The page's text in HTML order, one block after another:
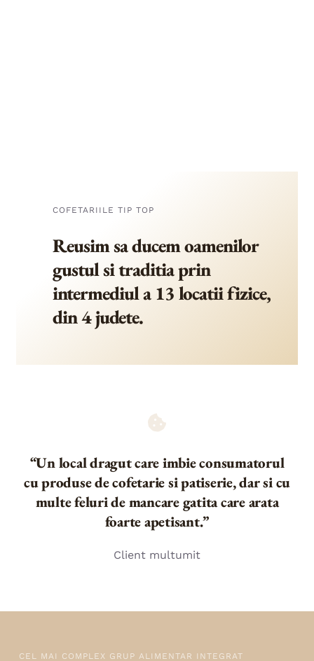
COFETARIILE TIP TOP
Reusim sa ducem oamenilor
gustul si traditia prin
intermediul a 13 locatii fizice,
din 4 judete.
“Un local dragut care imbie consumatorul
cu produse de cofetarie si patiserie, dar si cu
multe feluri de mancare gatita care arata
foarte apetisant.”
Client multumit
CEL MAI COMPLEX GRUP ALIMENTAR INTEGRAT